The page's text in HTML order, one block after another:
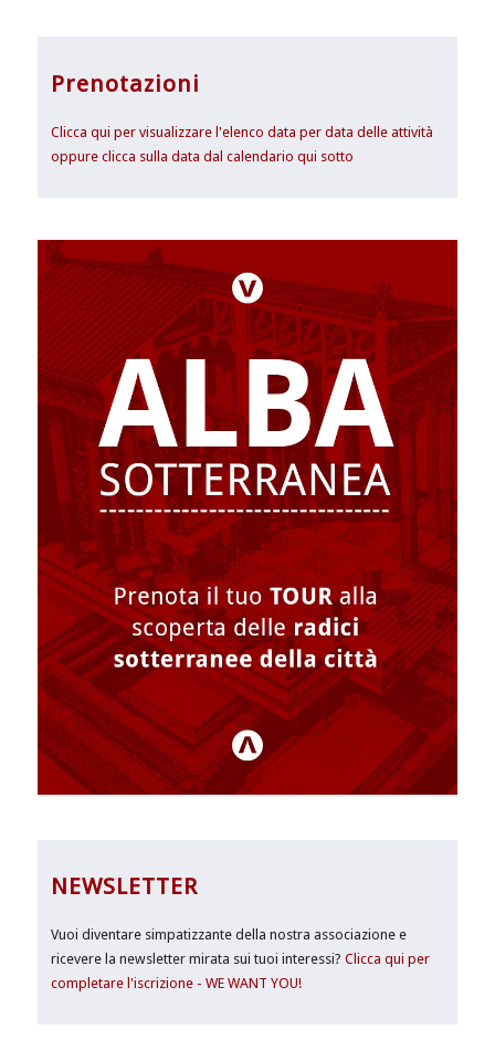
Prenotazioni
Clicca qui per visualizzare l'elenco data per data delle attività
oppure clicca sulla data dal calendario qui sotto
NEWSLETTER
Vuoi diventare simpatizzante della nostra associazione e
ricevere la newsletter mirata sui tuoi interessi?Clicca qui per
completare l'iscrizione - WE WANT YOU!